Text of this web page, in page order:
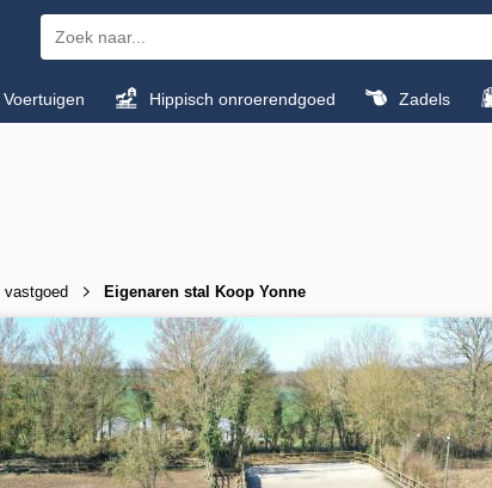
Voertuigen Hippisch onroerendgoed Zadels
vastgoed Eigenaren stal Koop Yonne